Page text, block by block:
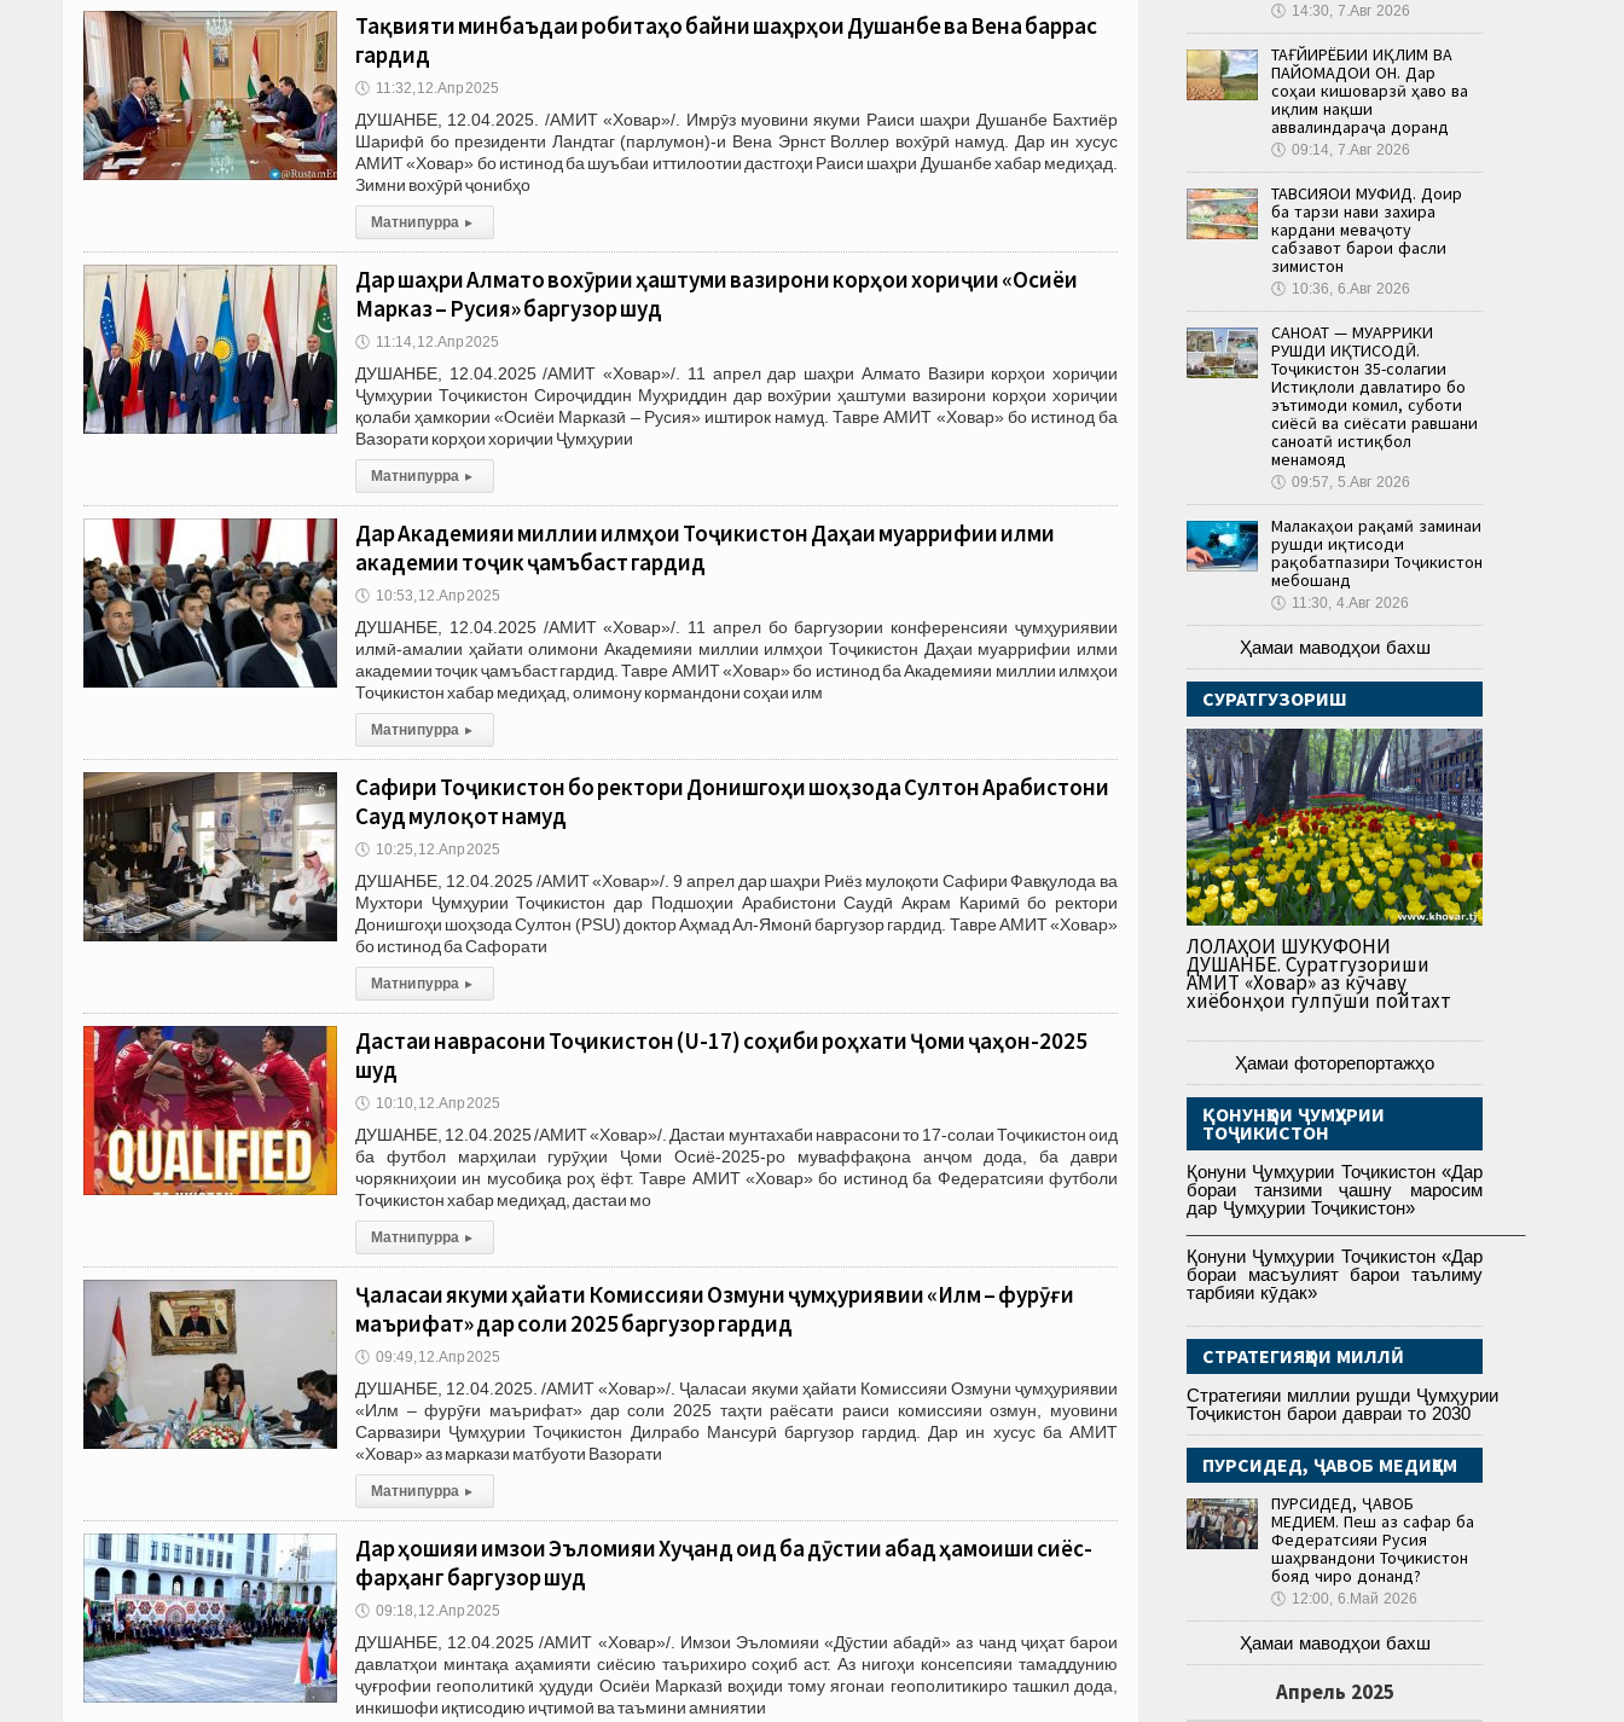
Тақвияти минбаъдаи робитаҳо байни шаҳрҳои Душанбе ва Вена баррасӣ
гардид
🕔 11:32, 12.Апр 2025
ДУШАНБЕ, 12.04.2025. /АМИТ «Ховар»/. Имрӯз муовини якуми Раиси шаҳри Душанбе Бахтиёр
Шарифӣ бо президенти Ландтаг (парлумон)-и Вена Эрнст Воллер вохӯрӣ намуд. Дар ин хусус
АМИТ «Ховар» бо истинод ба шуъбаи иттилоотии дастгоҳи Раиси шаҳри Душанбе хабар медиҳад.
Зимни вохӯрӣ ҷонибҳо
Матни пурра ▸
Дар шаҳри Алмато вохӯрии ҳаштуми вазирони корҳои хориҷии «Осиёи
Марказӣ – Русия» баргузор шуд
🕔 11:14, 12.Апр 2025
ДУШАНБЕ, 12.04.2025 /АМИТ «Ховар»/. 11 апрел дар шаҳри Алмато Вазири корҳои хориҷии
Ҷумҳурии Тоҷикистон Сироҷиддин Муҳриддин дар вохӯрии ҳаштуми вазирони корҳои хориҷии
қолаби ҳамкории «Осиёи Марказӣ – Русия» иштирок намуд. Тавре АМИТ «Ховар» бо истинод ба
Вазорати корҳои хориҷии Ҷумҳурии
Матни пурра ▸
Дар Академияи миллии илмҳои Тоҷикистон Даҳаи муаррифии илми
академии тоҷик ҷамъбаст гардид
🕔 10:53, 12.Апр 2025
ДУШАНБЕ, 12.04.2025 /АМИТ «Ховар»/. 11 апрел бо баргузории конференсияи ҷумҳуриявии
илмӣ-амалии ҳайати олимони Академияи миллии илмҳои Тоҷикистон Даҳаи муаррифии илми
академии тоҷик ҷамъбаст гардид. Тавре АМИТ «Ховар» бо истинод ба Академияи миллии илмҳои
Тоҷикистон хабар медиҳад, олимону кормандони соҳаи илм
Матни пурра ▸
Сафири Тоҷикистон бо ректори Донишгоҳи шоҳзода Султон Арабистони
Саудӣ мулоқот намуд
🕔 10:25, 12.Апр 2025
ДУШАНБЕ, 12.04.2025 /АМИТ «Ховар»/. 9 апрел дар шаҳри Риёз мулоқоти Сафири Фавқулода ва
Мухтори Ҷумҳурии Тоҷикистон дар Подшоҳии Арабистони Саудӣ Акрам Каримӣ бо ректори
Донишгоҳи шоҳзода Султон (PSU) доктор Аҳмад Ал-Ямонӣ баргузор гардид. Тавре АМИТ «Ховар»
бо истинод ба Сафорати
Матни пурра ▸
Дастаи наврасони Тоҷикистон (U-17) соҳиби роҳхати Ҷоми ҷаҳон-2025
шуд
🕔 10:10, 12.Апр 2025
ДУШАНБЕ, 12.04.2025 /АМИТ «Ховар»/. Дастаи мунтахаби наврасони то 17-солаи Тоҷикистон оид
ба футбол марҳилаи гурӯҳии Ҷоми Осиё-2025-ро муваффақона анҷом дода, ба даври
чорякниҳоии ин мусобиқа роҳ ёфт. Тавре АМИТ «Ховар» бо истинод ба Федератсияи футболи
Тоҷикистон хабар медиҳад, дастаи мо
Матни пурра ▸
Ҷаласаи якуми ҳайати Комиссияи Озмуни ҷумҳуриявии «Илм – фурӯғи
маърифат» дар соли 2025 баргузор гардид
🕔 09:49, 12.Апр 2025
ДУШАНБЕ, 12.04.2025. /АМИТ «Ховар»/. Ҷаласаи якуми ҳайати Комиссияи Озмуни ҷумҳуриявии
«Илм – фурӯғи маърифат» дар соли 2025 таҳти раёсати раиси комиссияи озмун, муовини
Сарвазири Ҷумҳурии Тоҷикистон Дилрабо Мансурӣ баргузор гардид. Дар ин хусус ба АМИТ
«Ховар» аз маркази матбуоти Вазорати
Матни пурра ▸
Дар ҳошияи имзои Эъломияи Хуҷанд оид ба дӯстии абадӣ ҳамоиши сиёсӣ-
фарҳангӣ баргузор шуд
🕔 09:18, 12.Апр 2025
ДУШАНБЕ, 12.04.2025 /АМИТ «Ховар»/. Имзои Эъломияи «Дӯстии абадӣ» аз чанд ҷиҳат барои
давлатҳои минтақа аҳамияти сиёсию таърихиро соҳиб аст. Аз нигоҳи консепсияи тамаддунию
ҷуғрофии геополитикӣ ҳудуди Осиёи Марказӣ воҳиди тому ягонаи геополитикиро ташкил дода,
инкишофи иқтисодию иҷтимоӣ ва таъмини амниятии
🕔 14:30, 7.Авг 2026
ТАҒЙИРЁБИИ ИҚЛИМ ВА
ПАЙОМАДҲОИ ОН. Дар
соҳаи кишоварзӣ ҳаво ва
иқлим нақши
аввалиндараҷа доранд
🕔 09:14, 7.Авг 2026
ТАВСИЯҲОИ МУФИД. Доир
ба тарзи нави захира
кардани меваҷоту
сабзавот барои фасли
зимистон
🕔 10:36, 6.Авг 2026
САНОАТ — МУҲАРРИКИ
РУШДИ ИҚТИСОДӢ.
Тоҷикистон 35-солагии
Истиқлоли давлатиро бо
эътимоди комил, суботи
сиёсӣ ва сиёсати равшани
саноатӣ истиқбол
менамояд
🕔 09:57, 5.Авг 2026
Малакаҳои рақамӣ заминаи
рушди иқтисоди
рақобатпазири Тоҷикистон
мебошанд
🕔 11:30, 4.Авг 2026
Ҳамаи маводҳои бахш
СУРАТГУЗОРИШ
ЛОЛАҲОИ ШУКУФОНИ
ДУШАНБЕ. Суратгузориши
АМИТ «Ховар» аз кӯчаву
хиёбонҳои гулпӯши пойтахт
Ҳамаи фоторепортажҳо
ҚОНУНҲОИ ҶУМҲУРИИ
ТОҶИКИСТОН
Қонуни Ҷумҳурии Тоҷикистон «Дар
бораи танзими ҷашну маросим
дар Ҷумҳурии Тоҷикистон»
Қонуни Ҷумҳурии Тоҷикистон «Дар
бораи масъулият барои таълиму
тарбияи кӯдак»
СТРАТЕГИЯҲОИ МИЛЛӢ
Стратегияи миллии рушди Ҷумҳурии
Тоҷикистон барои давраи то 2030
ПУРСИДЕД, ҶАВОБ МЕДИҲЕМ
ПУРСИДЕД, ҶАВОБ
МЕДИҲЕМ. Пеш аз сафар ба
Федератсияи Русия
шаҳрвандони Тоҷикистон
бояд чиро донанд?
🕔 12:00, 6.Май 2026
Ҳамаи маводҳои бахш
Апрель 2025